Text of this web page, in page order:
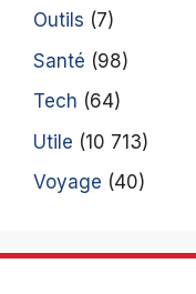
Outils (7)
Santé (98)
Tech (64)
Utile (10 713)
Voyage (40)